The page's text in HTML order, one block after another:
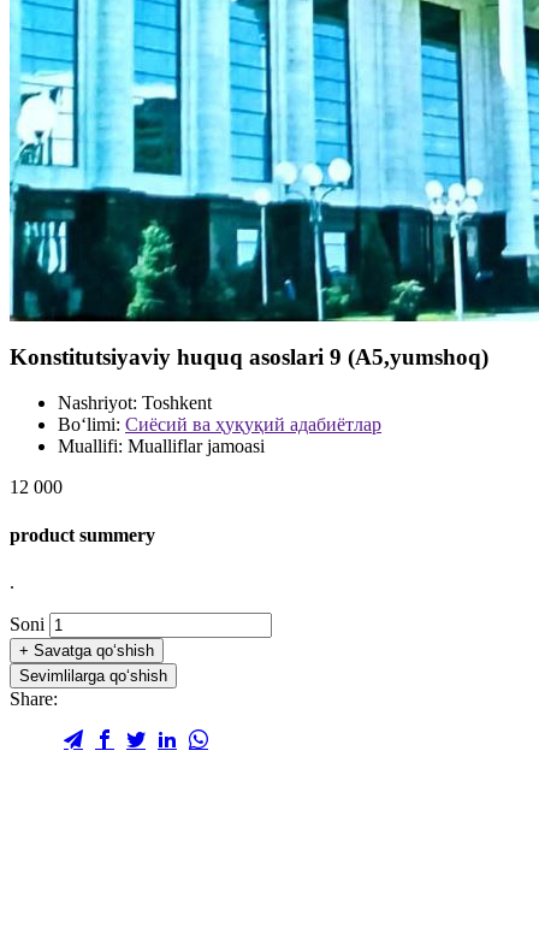
Konstitutsiyaviy huquq asoslari 9 (A5,yumshoq)
Nashriyot: Toshkent
Bo‘limi: Сиёсий ва ҳуқуқий адабиётлар
Muallifi: Mualliflar jamoasi
12 000
product summery
.
Soni
+ Savatga qo‘shish
Sevimlilarga qo‘shish
Share: